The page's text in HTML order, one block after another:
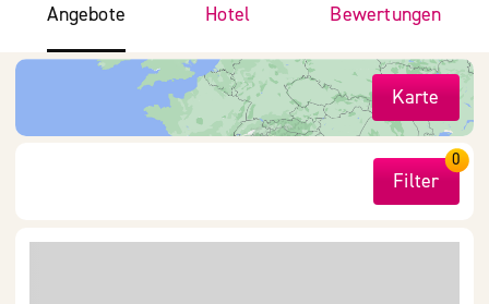
Angebote Hotel Bewertungen
Karte
Filter
0